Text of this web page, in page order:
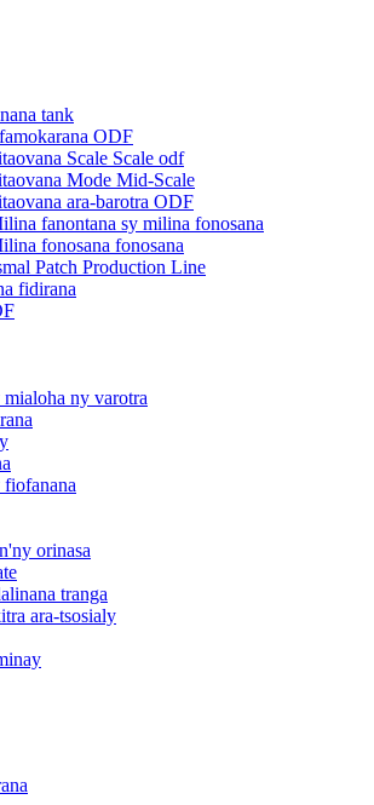
tank
ODF
Scale Scale odf
Mode Mid-Scale
ara-barotra ODF
fanontana sy milina fonosana
fonosana fonosana
Patch Production Line
fidirana
mialoha ny varotra
orinasa
tranga
ara-tsosialy